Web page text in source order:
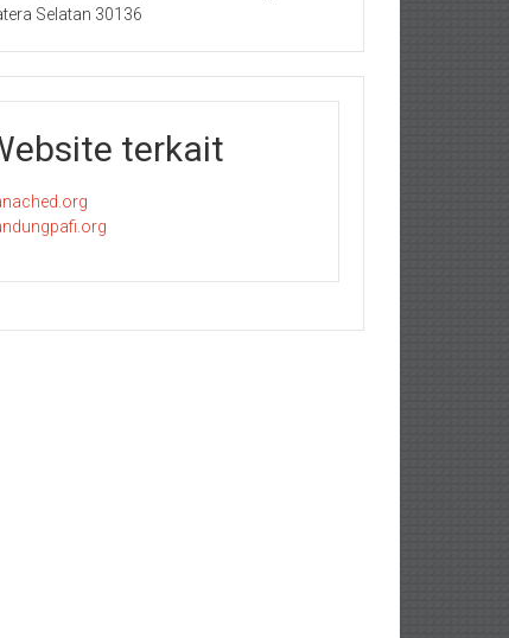
Selatan 30136
terkait